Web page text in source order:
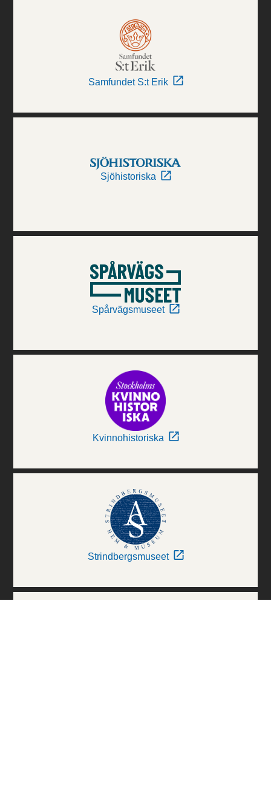
Samfundet S:t Erik
Sjöhistoriska
Spårvägsmuseet
Kvinnohistoriska
Strindbergsmuseet